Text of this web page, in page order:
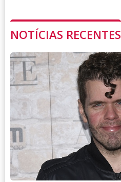
NOTÍCIAS RECENTES